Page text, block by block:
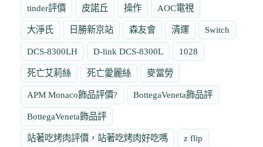
tinder評價 皮諾丘 操作 AOC電視
大淨氏 日勝新京站 森友會 清運 Switch
DCS-8300LH D-link DCS-8300L 1028
死亡艾莉絲 死亡愛麗絲 麥當勞
APM Monaco飾品評價? BottegaVeneta飾品評
BottegaVeneta飾品評
站著吃烤肉評價，站著吃烤肉好吃嗎 z flip